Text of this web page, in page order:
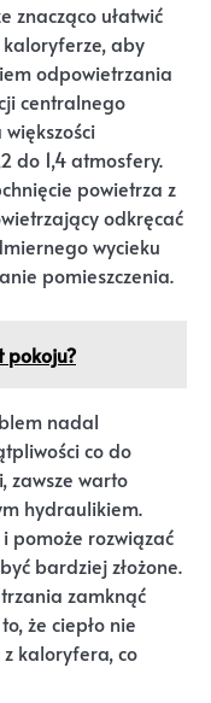
znacząco ułatwić
kaloryferze, aby
odpowietrzania
centralnego
do 1,4 atmosfery.
powietrza z
odkręcać
wycieku
pomieszczenia.
pokoju?
nadal
co do
zawsze warto
hydraulikiem.
pomoże rozwiązać
bardziej złożone.
zamknąć
że ciepło nie
kaloryfera, co